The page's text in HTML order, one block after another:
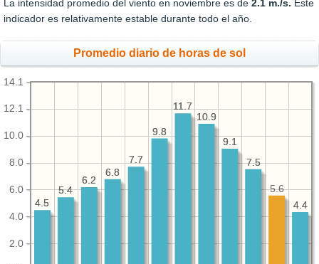
La intensidad promedio del viento en noviembre es de 2.1 m./s. Este
indicador es relativamente estable durante todo el año.
Promedio diario de horas de sol
2.0
4.0
6.0
8.0
10.0
12.1
14.1
4.4
7.5
9.1
10.9
11.7
9.8
7.7
6.8
6.2
5.4
4.5
4.4
5.6
7.5
9.1
10.9
11.7
9.8
7.7
6.8
6.2
5.4
4.5